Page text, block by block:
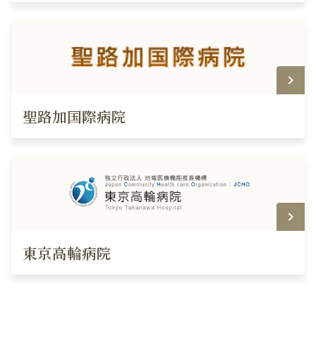
聖路加国際病院
東京高輪病院